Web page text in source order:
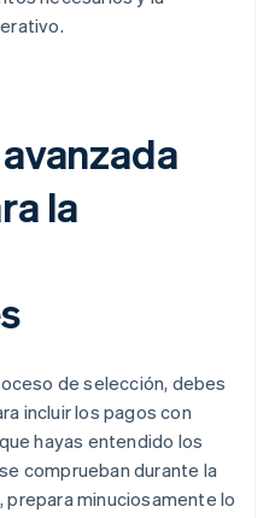
la
de selección, debes
incluir los pagos con
hayas entendido los
comprueban durante la
minuciosamente lo